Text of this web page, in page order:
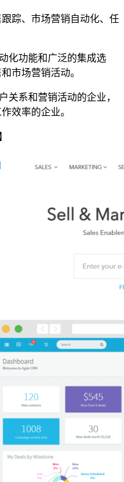
踪、市场营销自动化、任
化功能和广泛的集成选
市场营销活动。
关系和营销活动的企业，
效率的企业。